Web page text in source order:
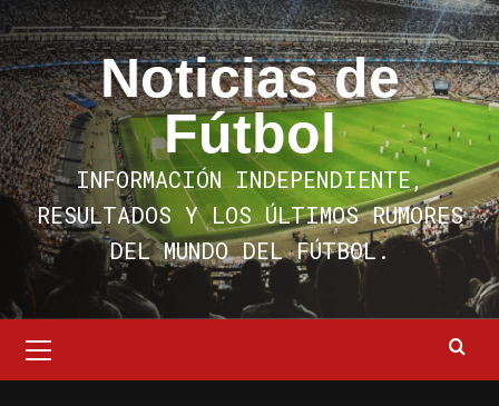
Saltar
al
contenido
Noticias de
Fútbol
INFORMACIÓN INDEPENDIENTE,
RESULTADOS Y LOS ÚLTIMOS RUMORES
DEL MUNDO DEL FÚTBOL.
primario